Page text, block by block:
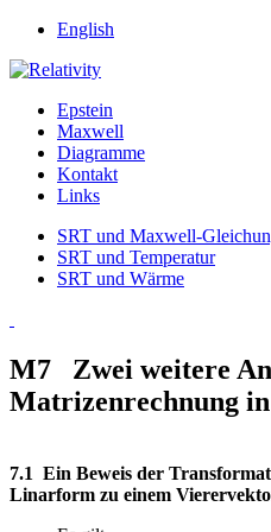
English
Epstein
Maxwell
Diagramme
Kontakt
Links
SRT und Maxwell-
SRT und Temperatur
SRT und Wärme
M7 Zwei weitere
Matrizenrechnung
7.1 Ein Beweis der
Linarform zu einem